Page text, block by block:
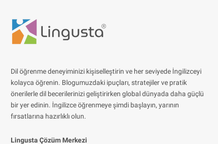
Dil öğrenme deneyiminizi kişiselleştirin ve her seviyede İngilizceyi
kolayca öğrenin. Blogumuzdaki ipuçları, stratejiler ve pratik
önerilerle dil becerilerinizi geliştirirken global dünyada daha güçlü
bir yer edinin. İngilizce öğrenmeye şimdi başlayın, yarının
fırsatlarına hazırlıklı olun.
Lingusta Çözüm Merkezi